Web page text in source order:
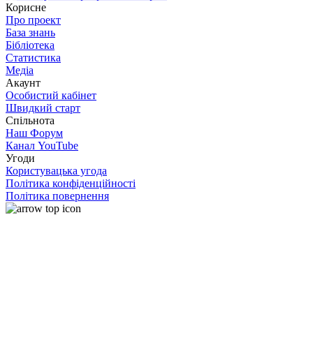
Корисне
Про проект
База знань
Бібліотека
Статистика
Медіа
Акаунт
Особистий кабінет
Швидкий старт
Спільнота
Наш Форум
Канал YouTube
Угоди
Користувацька угода
Політика конфіденційності
Політика повернення